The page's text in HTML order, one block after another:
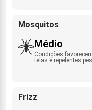
Mosquitos
Médio
Condições
telas e repelentes
Frizz